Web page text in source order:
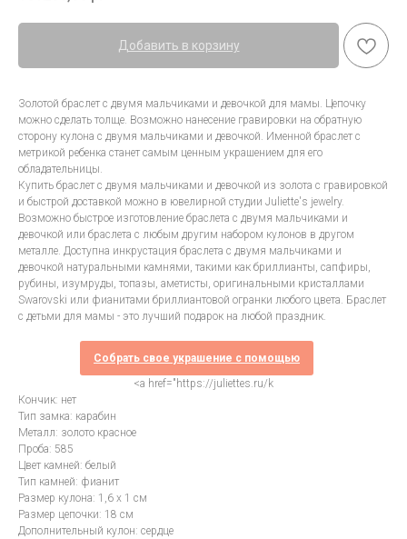
Добавить в корзину
Золотой браслет с двумя мальчиками и девочкой для мамы. Цепочку
можно сделать толще. Возможно нанесение гравировки на обратную
сторону кулона с двумя мальчиками и девочкой. Именной браслет с
метрикой ребенка станет самым ценным украшением для его
обладательницы.
Купить браслет с двумя мальчиками и девочкой из золота с гравировкой
и быстрой доставкой можно в ювелирной студии Juliette's jewelry.
Возможно быстрое изготовление браслета с двумя мальчиками и
девочкой или браслета с любым другим набором кулонов в другом
металле. Доступна инкрустация браслета с двумя мальчиками и
девочкой натуральными камнями, такими как бриллианты, сапфиры,
рубины, изумруды, топазы, аметисты, оригинальными кристаллами
Swarovski или фианитами бриллиантовой огранки любого цвета. Браслет
с детьми для мамы - это лучший подарок на любой праздник.
Собрать свое украшение с помощью
<a href="https://juliettes.ru/k
Кончик: нет
Тип замка: карабин
Металл: золото красное
Проба: 585
Цвет камней: белый
Тип камней: фианит
Размер кулона: 1,6 х 1 см
Размер цепочки: 18 см
Дополнительный кулон: сердце